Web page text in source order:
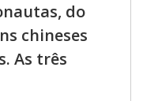
do
chineses
As três